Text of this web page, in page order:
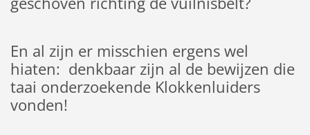
En al zijn er misschien ergens wel
hiaten: denkbaar zijn al de bewijzen die
taai onderzoekende Klokkenluiders
vonden!